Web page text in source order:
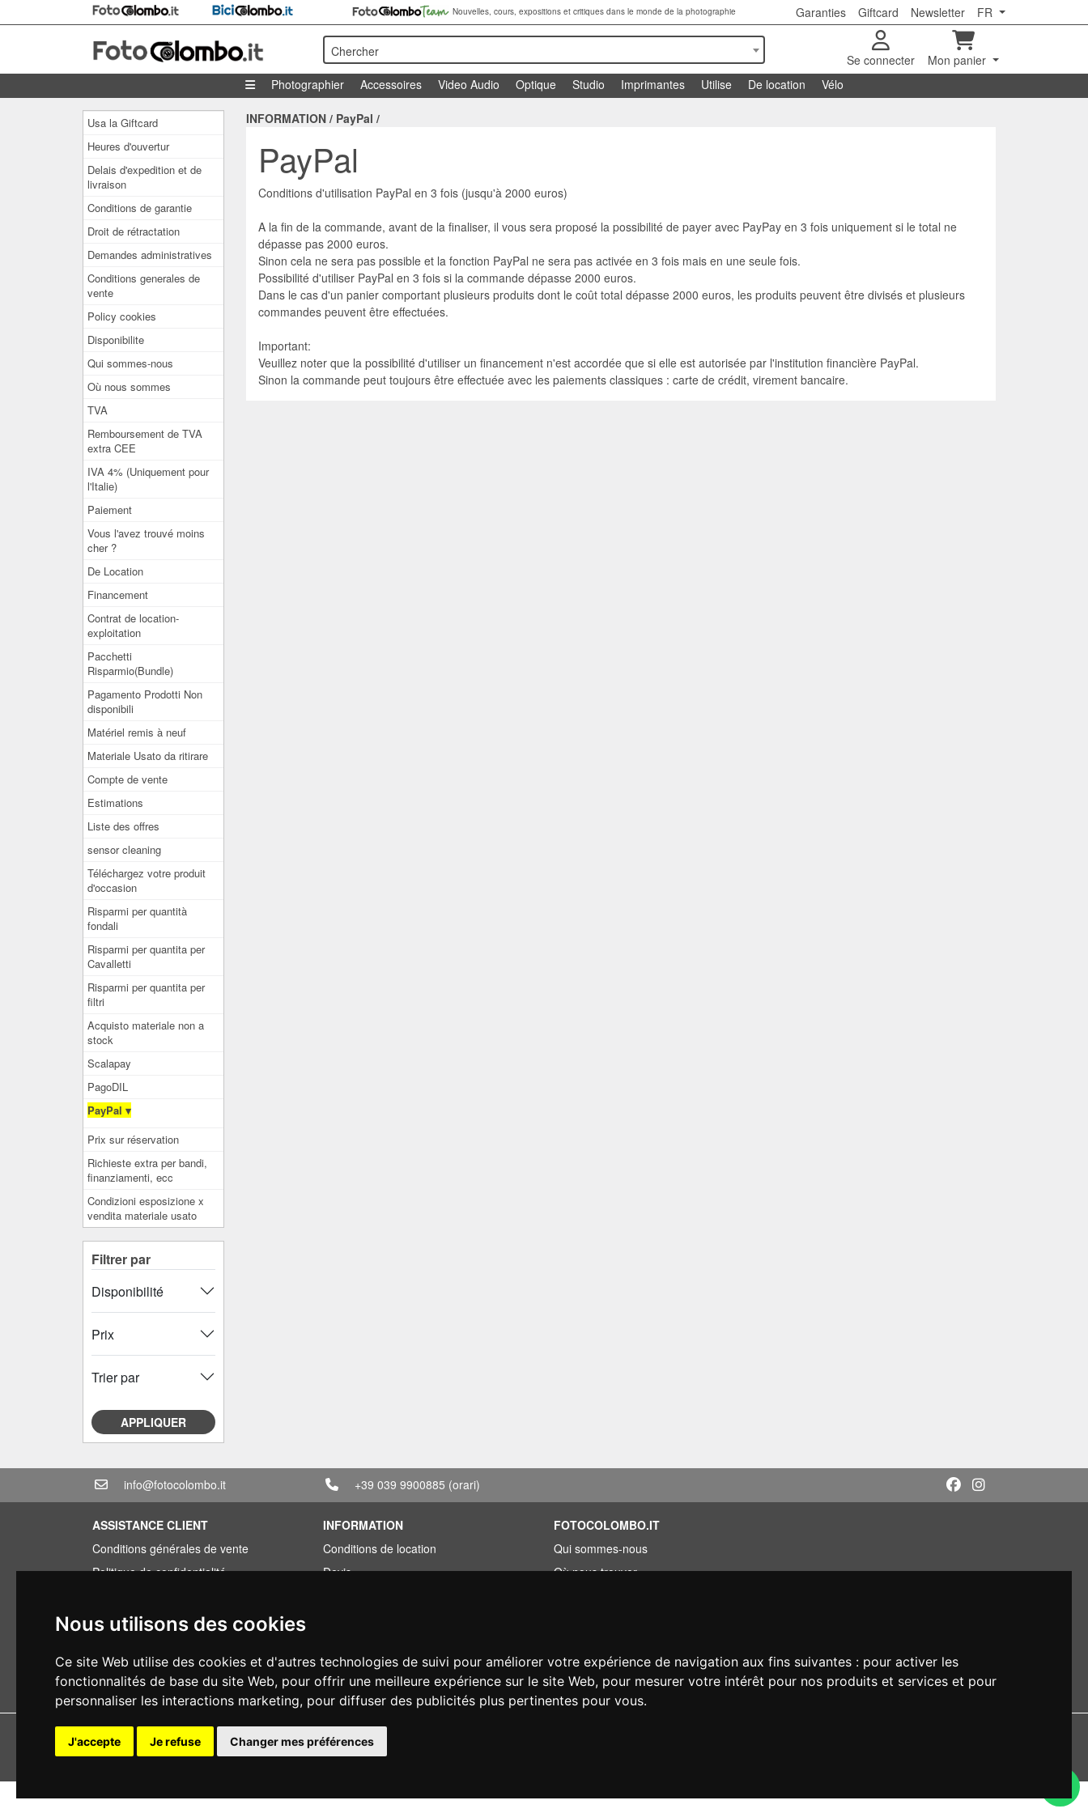
Nous utilisons des cookies
Ce site Web utilise des cookies et d'autres technologies de suivi pour améliorer votre expérience de navigation aux fins suivantes : pour activer les
fonctionnalités de base du site Web, pour offrir une meilleure expérience sur le site Web, pour mesurer votre intérêt pour nos produits et services et pour
personnaliser les interactions marketing, pour diffuser des publicités plus pertinentes pour vous.
J'accepte Je refuse Changer mes préférences
Nouvelles, cours, expositions et critiques dans le monde de la photographie Garanties Giftcard Newsletter FR
Chercher
Se connecter
Mon panier
Photographier
Accessoires Video Audio Optique Studio Imprimantes Utilise De location Vélo
Usa la Giftcard
Heures d'ouvertur
Delais d'expedition et de
livraison
Conditions de garantie
Droit de rétractation
Demandes administratives
Conditions generales de
vente
Policy cookies
Disponibilite
Qui sommes-nous
Où nous sommes
TVA
Remboursement de TVA
extra CEE
IVA 4% (Uniquement pour
l'Italie)
Paiement
Vous l'avez trouvé moins
cher ?
De Location
Financement
Contrat de location-
exploitation
Pacchetti
Risparmio(Bundle)
Pagamento Prodotti Non
disponibili
Matériel remis à neuf
Materiale Usato da ritirare
Compte de vente
Estimations
Liste des offres
sensor cleaning
Téléchargez votre produit
d'occasion
Risparmi per quantità
fondali
Risparmi per quantita per
Cavalletti
Risparmi per quantita per
filtri
Acquisto materiale non a
stock
Scalapay
PagoDIL
PayPal ▾
Prix ​​sur réservation
Richieste extra per bandi,
finanziamenti, ecc
Condizioni esposizione x
vendita materiale usato
Filtrer par
Disponibilité
Prix
Trier par
APPLIQUER
INFORMATION / PayPal /
PayPal
Conditions d'utilisation PayPal en 3 fois (jusqu'à 2000 euros)
A la fin de la commande, avant de la finaliser, il vous sera proposé la possibilité de payer avec PayPay en 3 fois uniquement si le total ne
dépasse pas 2000 euros.
Sinon cela ne sera pas possible et la fonction PayPal ne sera pas activée en 3 fois mais en une seule fois.
Possibilité d'utiliser PayPal en 3 fois si la commande dépasse 2000 euros.
Dans le cas d'un panier comportant plusieurs produits dont le coût total dépasse 2000 euros, les produits peuvent être divisés et plusieurs
commandes peuvent être effectuées.
Important:
Veuillez noter que la possibilité d'utiliser un financement n'est accordée que si elle est autorisée par l'institution financière PayPal.
Sinon la commande peut toujours être effectuée avec les paiements classiques : carte de crédit, virement bancaire.
info@fotocolombo.it +39 039 9900885 (orari)
ASSISTANCE CLIENT
Conditions générales de vente
Politique de confidentialité
Conditions de garantie
Droit de rétractation
Application de la TVA
INFORMATION
Conditions de location
Devis
Occasion
FOTOCOLOMBO.IT
Qui sommes-nous
Où nous trouver
Copyright © Fotocolombo Srl - Viale Verdi 95 - 23807 Merate (LC) - P. Iva 03298370135 - SDI: M5UXCR1
Tous droits réservés. Les marques déposées et logos sont la propriété exclusive de leur détenteurs respectifs.